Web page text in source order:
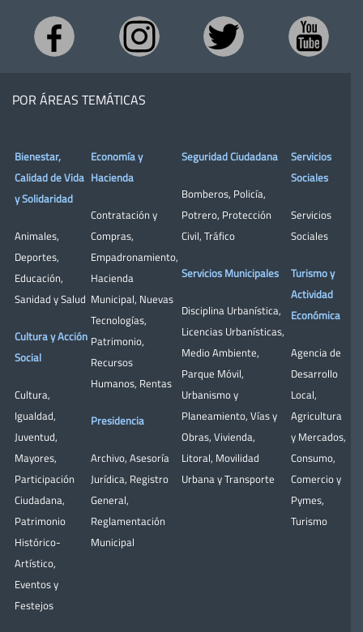
POR ÁREAS TEMÁTICAS
Bienestar,
Calidad de Vida
y Solidaridad
Animales,
Deportes,
Educación,
Sanidad y Salud
Cultura y Acción
Social
Cultura,
Igualdad,
Juventud,
Mayores,
Participación
Ciudadana,
Patrimonio
Histórico-
Artístico,
Eventos y
Festejos
Economía y
Hacienda
Contratación y
Compras,
Empadronamiento,
Hacienda
Municipal, Nuevas
Tecnologías,
Patrimonio,
Recursos
Humanos, Rentas
Presidencia
Archivo, Asesoría
Jurídica, Registro
General,
Reglamentación
Municipal
Seguridad Ciudadana
Bomberos, Policía,
Potrero, Protección
Civil, Tráfico
Servicios Municipales
Disciplina Urbanística,
Licencias Urbanísticas,
Medio Ambiente,
Parque Móvil,
Urbanismo y
Planeamiento, Vías y
Obras, Vivienda,
Litoral, Movilidad
Urbana y Transporte
Servicios
Sociales
Servicios
Sociales
Turismo y
Actividad
Económica
Agencia de
Desarrollo
Local,
Agricultura
y Mercados,
Consumo,
Comercio y
Pymes,
Turismo